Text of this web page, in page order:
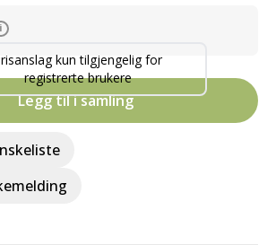
i
kun tilgjengelig for
registrerte brukere
Legg til i samling